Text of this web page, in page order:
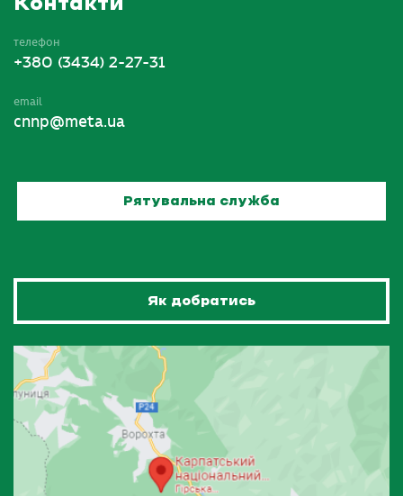
Контакти
телефон
+380 (3434) 2-27-31
email
cnnp@meta.ua
Рятувальна служба
Як добратись